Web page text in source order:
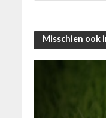
Misschien ook